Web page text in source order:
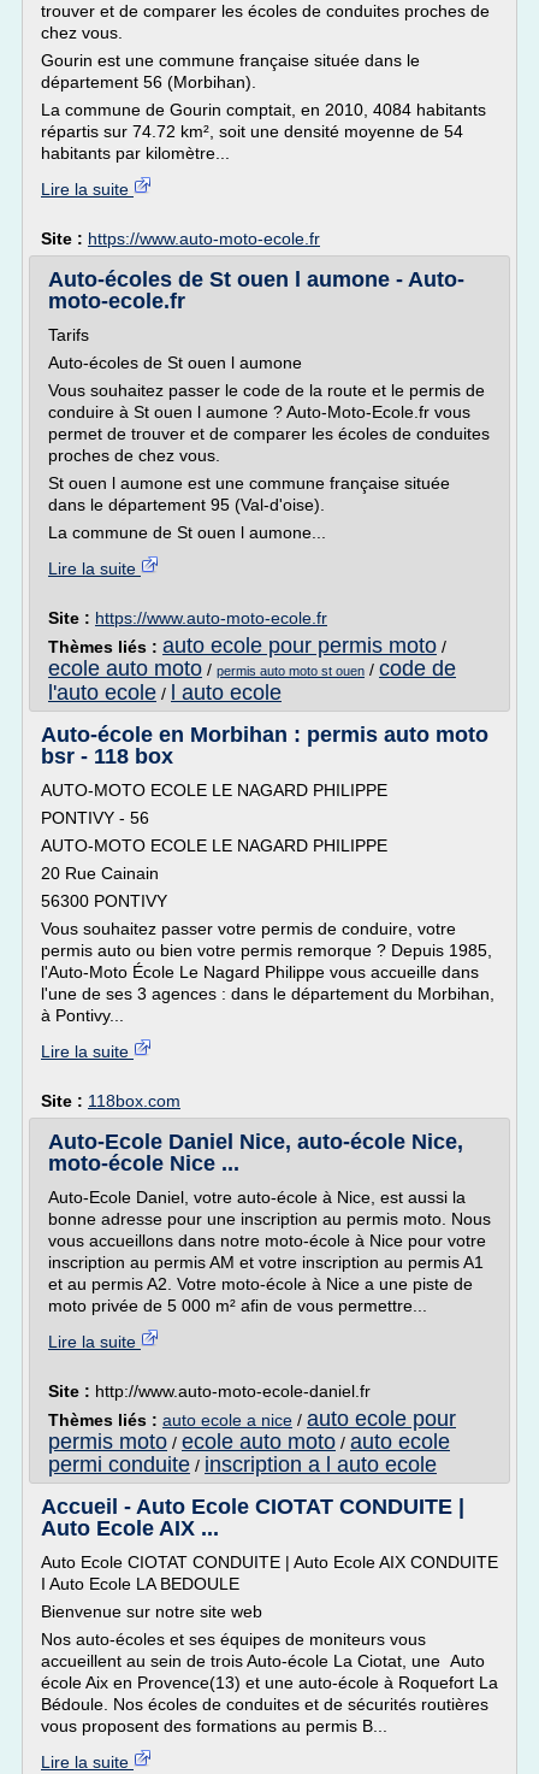
trouver et de comparer les écoles de conduites proches de
chez vous.
Gourin est une commune française située dans le
département 56 (Morbihan).
La commune de Gourin comptait, en 2010, 4084 habitants
répartis sur 74.72 km², soit une densité moyenne de 54
habitants par kilomètre...
Lire la suite
Site : https://www.auto-moto-ecole.fr
Auto-écoles de St ouen l aumone - Auto-
moto-ecole.fr
Tarifs
Auto-écoles de St ouen l aumone
Vous souhaitez passer le code de la route et le permis de
conduire à St ouen l aumone ? Auto-Moto-Ecole.fr vous
permet de trouver et de comparer les écoles de conduites
proches de chez vous.
St ouen l aumone est une commune française située
dans le département 95 (Val-d'oise).
La commune de St ouen l aumone...
Lire la suite
Site : https://www.auto-moto-ecole.fr
Thèmes liés : auto ecole pour permis moto /
ecole auto moto / permis auto moto st ouen / code de
l'auto ecole /
l auto ecole
Auto-école en Morbihan : permis auto moto
bsr - 118 box
AUTO-MOTO ECOLE LE NAGARD PHILIPPE
PONTIVY - 56
AUTO-MOTO ECOLE LE NAGARD PHILIPPE
20 Rue Cainain
56300 PONTIVY
Vous souhaitez passer votre permis de conduire, votre
permis auto ou bien votre permis remorque ? Depuis 1985,
l'Auto-Moto École Le Nagard Philippe vous accueille dans
l'une de ses 3 agences : dans le département du Morbihan,
à Pontivy...
Lire la suite
Site : 118box.com
Auto-Ecole Daniel Nice, auto-école Nice,
moto-école Nice ...
Auto-Ecole Daniel, votre auto-école à Nice, est aussi la
bonne adresse pour une inscription au permis moto. Nous
vous accueillons dans notre moto-école à Nice pour votre
inscription au permis AM et votre inscription au permis A1
et au permis A2. Votre moto-école à Nice a une piste de
moto privée de 5 000 m² afin de vous permettre...
Lire la suite
Site : http://www.auto-moto-ecole-daniel.fr
Thèmes liés : auto ecole a nice / auto ecole pour
permis moto / ecole auto moto / auto ecole
permi conduite / inscription a l auto ecole
Accueil - Auto Ecole CIOTAT CONDUITE |
Auto Ecole AIX ...
Auto Ecole CIOTAT CONDUITE | Auto Ecole AIX CONDUITE
I Auto Ecole LA BEDOULE
Bienvenue sur notre site web
Nos auto-écoles et ses équipes de moniteurs vous
accueillent au sein de trois Auto-école La Ciotat, une Auto
école Aix en Provence(13) et une auto-école à Roquefort La
Bédoule. Nos écoles de conduites et de sécurités routières
vous proposent des formations au permis B...
Lire la suite